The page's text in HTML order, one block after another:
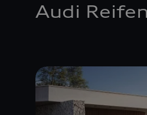
Audi